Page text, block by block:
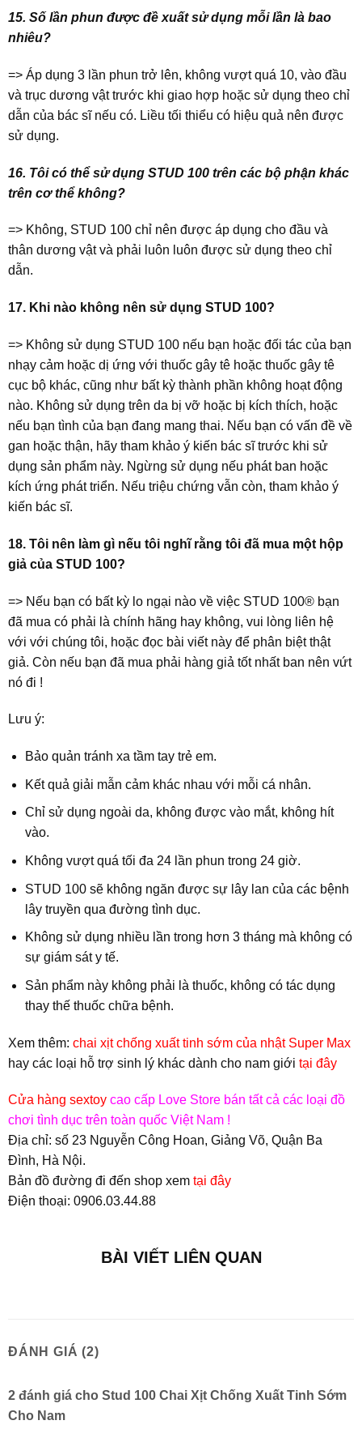
15. Số lần phun được đề xuất sử dụng mỗi lần là bao
nhiêu?
=> Áp dụng 3 lần phun trở lên, không vượt quá 10, vào đầu
và trục dương vật trước khi giao hợp hoặc sử dụng theo chỉ
dẫn của bác sĩ nếu có. Liều tối thiểu có hiệu quả nên được
sử dụng.
16. Tôi có thể sử dụng STUD 100 trên các bộ phận khác
trên cơ thể không?
=> Không, STUD 100 chỉ nên được áp dụng cho đầu và
thân dương vật và phải luôn luôn được sử dụng theo chỉ
dẫn.
17. Khi nào không nên sử dụng STUD 100?
=> Không sử dụng STUD 100 nếu bạn hoặc đối tác của bạn
nhạy cảm hoặc dị ứng với thuốc gây tê hoặc thuốc gây tê
cục bộ khác, cũng như bất kỳ thành phần không hoạt động
nào. Không sử dụng trên da bị vỡ hoặc bị kích thích, hoặc
nếu bạn tình của bạn đang mang thai. Nếu bạn có vấn đề về
gan hoặc thận, hãy tham khảo ý kiến ​​bác sĩ trước khi sử
dụng sản phẩm này. Ngừng sử dụng nếu phát ban hoặc
kích ứng phát triển. Nếu triệu chứng vẫn còn, tham khảo ý
kiến ​​bác sĩ.
18. Tôi nên làm gì nếu tôi nghĩ rằng tôi đã mua một hộp
giả của STUD 100?
=> Nếu bạn có bất kỳ lo ngại nào về việc STUD 100® bạn
đã mua có phải là chính hãng hay không, vui lòng liên hệ
với với chúng tôi, hoặc đọc bài viết này để phân biệt thật
giả. Còn nếu bạn đã mua phải hàng giả tốt nhất ban nên vứt
nó đi !
Lưu ý:
Bảo quản tránh xa tầm tay trẻ em.
Kết quả giải mẫn cảm khác nhau với mỗi cá nhân.
Chỉ sử dụng ngoài da, không được vào mắt, không hít
vào.
Không vượt quá tối đa 24 lần phun trong 24 giờ.
STUD 100 sẽ không ngăn được sự lây lan của các bệnh
lây truyền qua đường tình dục.
Không sử dụng nhiều lần trong hơn 3 tháng mà không có
sự giám sát y tế.
Sản phẩm này không phải là thuốc, không có tác dụng
thay thế thuốc chữa bệnh.
Xem thêm: chai xịt chống xuất tinh sớm của nhật Super Max
hay các loại hỗ trợ sinh lý khác dành cho nam giới tại đây
Cửa hàng sextoy cao cấp Love Store bán tất cả các loại đồ
chơi tình dục trên toàn quốc Việt Nam !
Địa chỉ: số 23 Nguyễn Công Hoan, Giảng Võ, Quận Ba
Đình, Hà Nội.
Bản đồ đường đi đến shop xem tại đây
Điện thoại: 0906.03.44.88
BÀI VIẾT LIÊN QUAN
ĐÁNH GIÁ (2)
2 đánh giá cho Stud 100 Chai Xịt Chống Xuất Tinh Sớm
Cho Nam